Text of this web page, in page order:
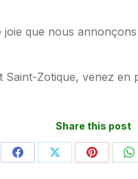
que nous
Saint-Zotique, venez en
Share this post
PartagerPartagerPartager